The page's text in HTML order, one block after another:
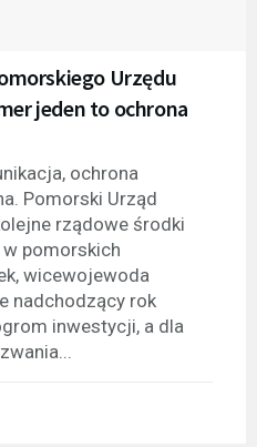
Urzędu
jeden to ochrona
ochrona
Pomorski Urząd
rządowe środki
pomorskich
wicewojewoda
nadchodzący rok
inwestycji, a dla